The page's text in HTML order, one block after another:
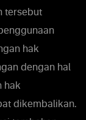
tersebut
hak
dengan hal
hak
dikembalikan.